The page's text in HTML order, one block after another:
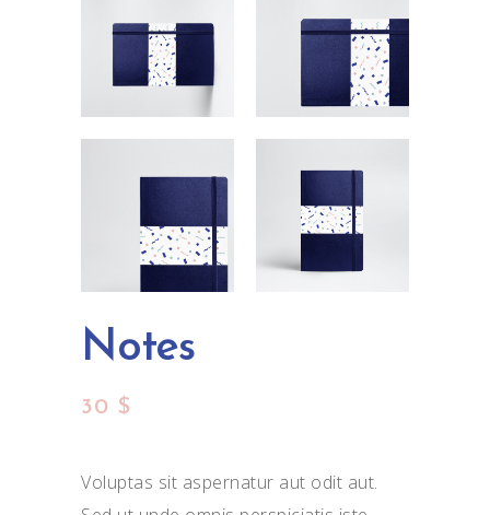
Notes
30 $
Voluptas sit aspernatur aut odit aut.